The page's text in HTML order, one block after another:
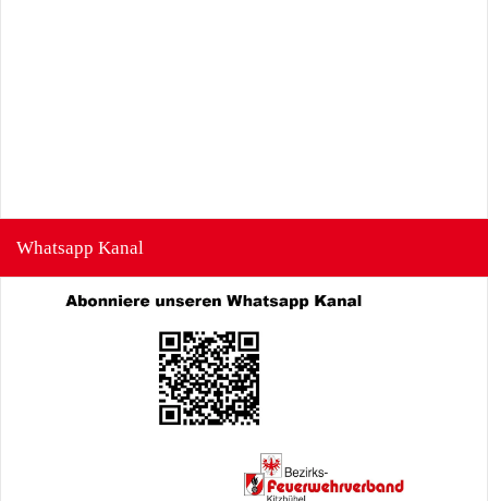
Whatsapp Kanal